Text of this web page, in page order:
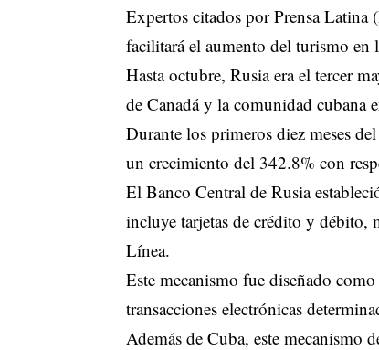
Expertos citados por Prensa
facilitará el aumento del turismo en
Hasta octubre, Rusia era el tercer
de Canadá y la comunidad cubana
Durante los primeros diez meses
un crecimiento del 342.8% con
El Banco Central de Rusia
incluye tarjetas de crédito y
Línea.
Este mecanismo fue diseñado
transacciones electrónicas
Además de Cuba, este mecanismo